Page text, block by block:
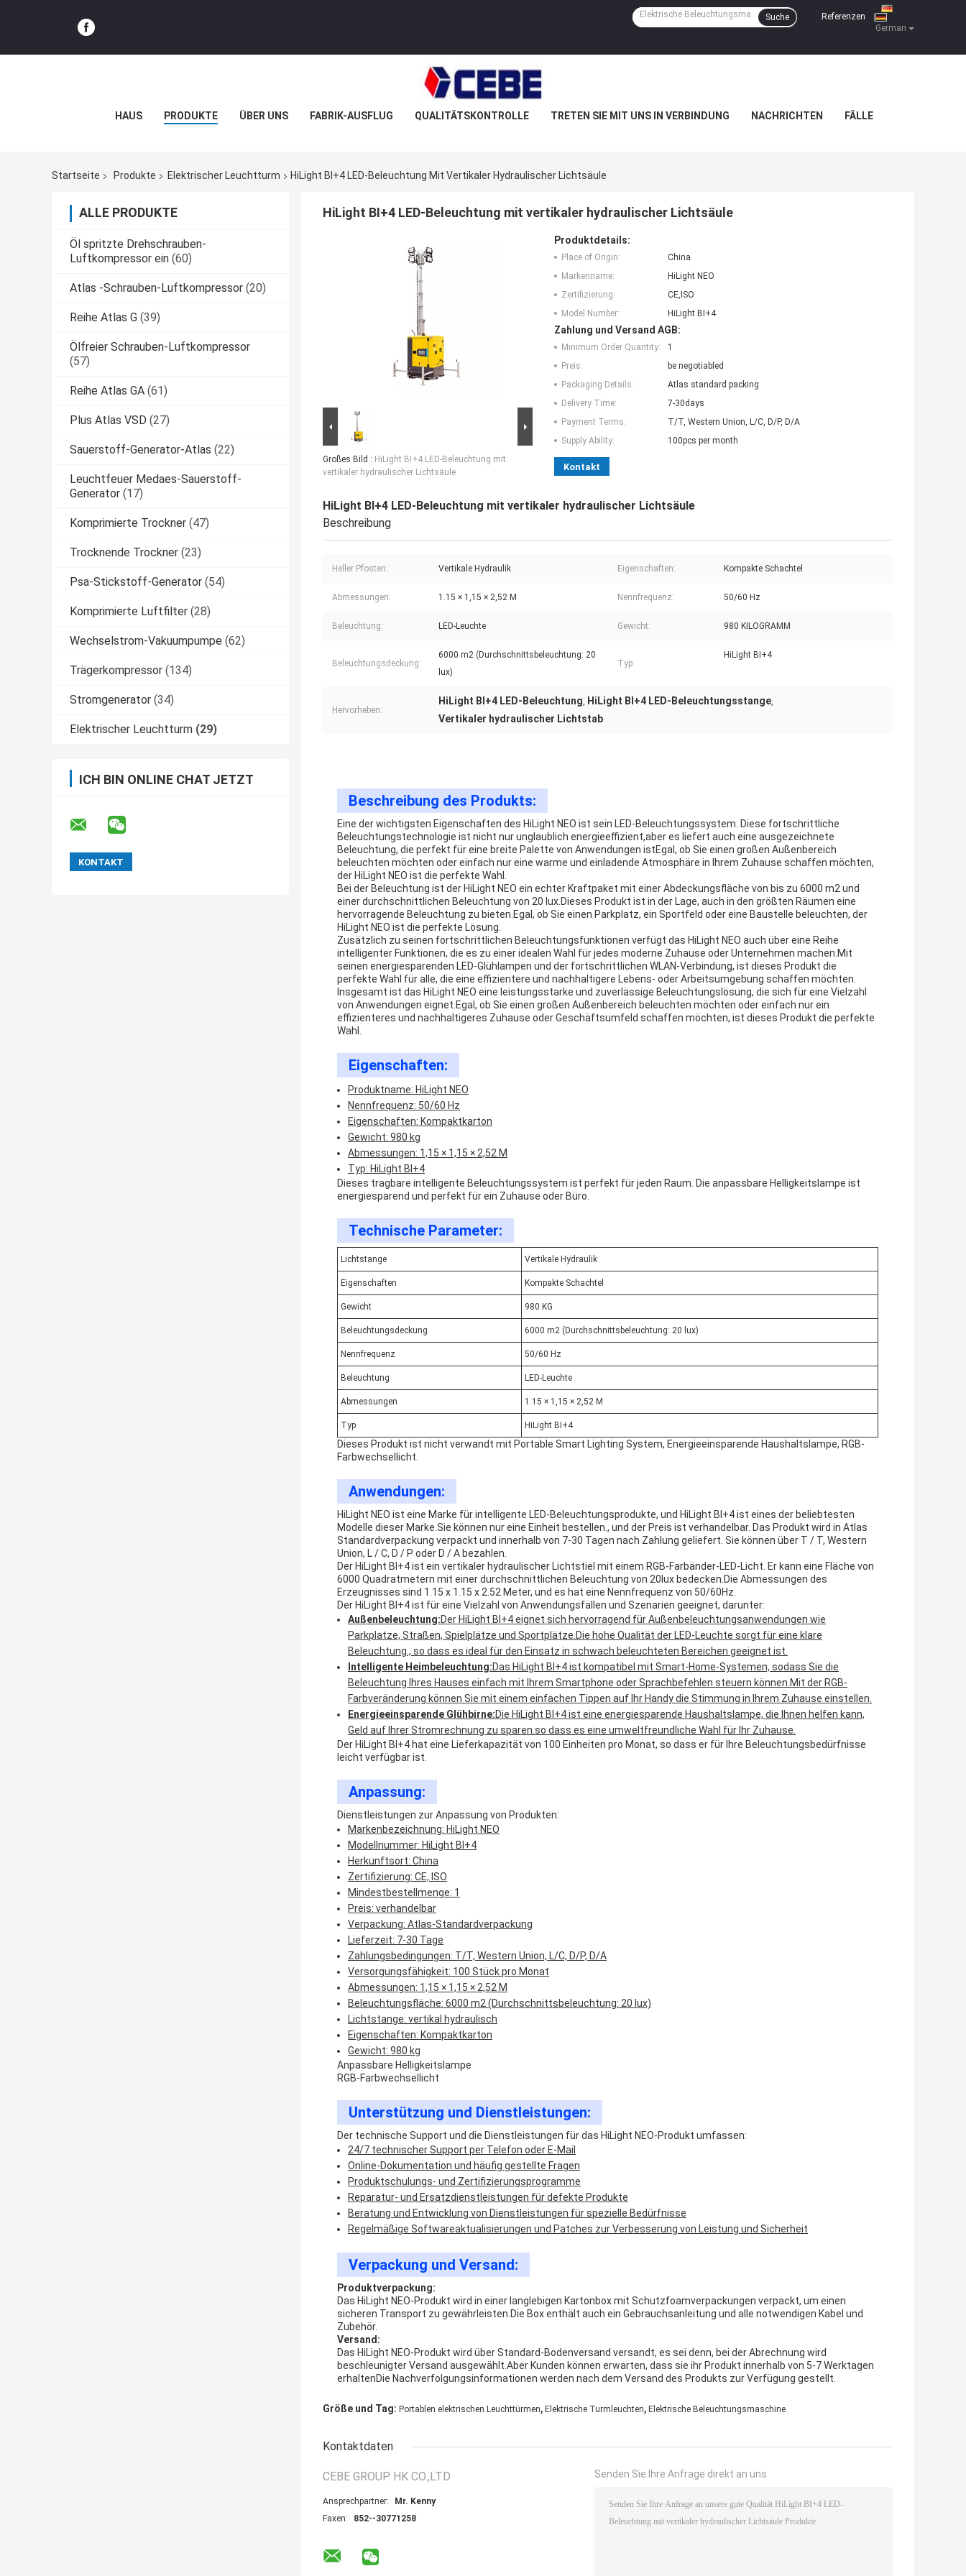
German
Referenzen
Suche
HAUS PRODUKTE ÜBER UNS FABRIK-AUSFLUG QUALITÄTSKONTROLLE TRETEN SIE MIT UNS IN VERBINDUNG NACHRICHTEN FÄLLE
Startseite Produkte Elektrischer Leuchtturm HiLight BI+4 LED-Beleuchtung Mit Vertikaler Hydraulischer Lichtsäule
ALLE PRODUKTE
Öl spritzte Drehschrauben-
Luftkompressor ein (60)
Atlas -Schrauben-Luftkompressor (20)
Reihe Atlas G (39)
Ölfreier Schrauben-Luftkompressor
(57)
Reihe Atlas GA (61)
Plus Atlas VSD (27)
Sauerstoff-Generator-Atlas (22)
Leuchtfeuer Medaes-Sauerstoff-
Generator (17)
Komprimierte Trockner (47)
Trocknende Trockner (23)
Psa-Stickstoff-Generator (54)
Komprimierte Luftfilter (28)
Wechselstrom-Vakuumpumpe (62)
Trägerkompressor (134)
Stromgenerator (34)
Elektrischer Leuchtturm (29)
ICH BIN ONLINE CHAT JETZT
HiLight BI+4 LED-Beleuchtung mit vertikaler hydraulischer Lichtsäule
Großes Bild : HiLight BI+4 LED-Beleuchtung mit
vertikaler hydraulischer Lichtsäule
Produktdetails:
Place of Origin:
China
Markenname:
HiLight NEO
Zertifizierung:
CE,ISO
Model Number:
HiLight BI+4
Zahlung und Versand AGB:
Minimum Order Quantity:
1
Preis:
be negotiabled
Packaging Details:
Atlas standard packing
Delivery Time:
7-30days
Payment Terms:
T/T, Western Union, L/C, D/P, D/A
Supply Ability:
100pcs per month
Kontakt
HiLight BI+4 LED-Beleuchtung mit vertikaler hydraulischer Lichtsäule
Beschreibung
Heller Pfosten: Vertikale Hydraulik Eigenschaften: Kompakte Schachtel
Abmessungen: 1.15 × 1,15 × 2,52 M Nennfrequenz: 50/60 Hz
Beleuchtung: LED-Leuchte Gewicht: 980 KILOGRAMM
Beleuchtungsdeckung:
6000 m2 (Durchschnittsbeleuchtung: 20
lux)
Typ:
HiLight BI+4
Hervorheben:
HiLight BI+4 LED-Beleuchtung, HiLight BI+4 LED-Beleuchtungsstange,
Vertikaler hydraulischer Lichtstab
Beschreibung des Produkts:
Eine der wichtigsten Eigenschaften des HiLight NEO ist sein LED-Beleuchtungssystem. Diese fortschrittliche
Beleuchtungstechnologie ist nicht nur unglaublich energieeffizient,aber es liefert auch eine ausgezeichnete
Beleuchtung, die perfekt für eine breite Palette von Anwendungen istEgal, ob Sie einen großen Außenbereich
beleuchten möchten oder einfach nur eine warme und einladende Atmosphäre in Ihrem Zuhause schaffen möchten,
der HiLight NEO ist die perfekte Wahl.
Bei der Beleuchtung ist der HiLight NEO ein echter Kraftpaket mit einer Abdeckungsfläche von bis zu 6000 m2 und
einer durchschnittlichen Beleuchtung von 20 lux.Dieses Produkt ist in der Lage, auch in den größten Räumen eine
hervorragende Beleuchtung zu bieten.Egal, ob Sie einen Parkplatz, ein Sportfeld oder eine Baustelle beleuchten, der
HiLight NEO ist die perfekte Lösung.
Zusätzlich zu seinen fortschrittlichen Beleuchtungsfunktionen verfügt das HiLight NEO auch über eine Reihe
intelligenter Funktionen, die es zu einer idealen Wahl für jedes moderne Zuhause oder Unternehmen machen.Mit
seinen energiesparenden LED-Glühlampen und der fortschrittlichen WLAN-Verbindung, ist dieses Produkt die
perfekte Wahl für alle, die eine effizientere und nachhaltigere Lebens- oder Arbeitsumgebung schaffen möchten.
Insgesamt ist das HiLight NEO eine leistungsstarke und zuverlässige Beleuchtungslösung, die sich für eine Vielzahl
von Anwendungen eignet.Egal, ob Sie einen großen Außenbereich beleuchten möchten oder einfach nur ein
effizienteres und nachhaltigeres Zuhause oder Geschäftsumfeld schaffen möchten, ist dieses Produkt die perfekte
Wahl.
Eigenschaften:
Produktname: HiLight NEO
Nennfrequenz: 50/60 Hz
Eigenschaften: Kompaktkarton
Gewicht: 980 kg
Abmessungen: 1,15 × 1,15 × 2,52 M
Typ: HiLight BI+4
Dieses tragbare intelligente Beleuchtungssystem ist perfekt für jeden Raum. Die anpassbare Helligkeitslampe ist
energiesparend und perfekt für ein Zuhause oder Büro.
Technische Parameter:
Lichtstange Vertikale Hydraulik
Eigenschaften Kompakte Schachtel
Gewicht 980 KG
Beleuchtungsdeckung 6000 m2 (Durchschnittsbeleuchtung: 20 lux)
Nennfrequenz 50/60 Hz
Beleuchtung LED-Leuchte
Abmessungen 1.15 × 1,15 × 2,52 M
Typ HiLight BI+4
Dieses Produkt ist nicht verwandt mit Portable Smart Lighting System, Energieeinsparende Haushaltslampe, RGB-
Farbwechsellicht.
Anwendungen:
HiLight NEO ist eine Marke für intelligente LED-Beleuchtungsprodukte, und HiLight BI+4 ist eines der beliebtesten
Modelle dieser Marke.Sie können nur eine Einheit bestellen., und der Preis ist verhandelbar. Das Produkt wird in Atlas
Standardverpackung verpackt und innerhalb von 7-30 Tagen nach Zahlung geliefert. Sie können über T / T, Western
Union, L / C, D / P oder D / A bezahlen.
Der HiLight BI+4 ist ein vertikaler hydraulischer Lichtstiel mit einem RGB-Farbänder-LED-Licht. Er kann eine Fläche von
6000 Quadratmetern mit einer durchschnittlichen Beleuchtung von 20lux bedecken.Die Abmessungen des
Erzeugnisses sind 1.15 x 1.15 x 2.52 Meter, und es hat eine Nennfrequenz von 50/60Hz.
Der HiLight BI+4 ist für eine Vielzahl von Anwendungsfällen und Szenarien geeignet, darunter:
Außenbeleuchtung:Der HiLight BI+4 eignet sich hervorragend für Außenbeleuchtungsanwendungen wie
Parkplatze, Straßen, Spielplätze und Sportplätze.Die hohe Qualität der LED-Leuchte sorgt für eine klare
Beleuchtung., so dass es ideal für den Einsatz in schwach beleuchteten Bereichen geeignet ist.
Intelligente Heimbeleuchtung:Das HiLight BI+4 ist kompatibel mit Smart-Home-Systemen, sodass Sie die
Beleuchtung Ihres Hauses einfach mit Ihrem Smartphone oder Sprachbefehlen steuern können.Mit der RGB-
Farbveränderung können Sie mit einem einfachen Tippen auf Ihr Handy die Stimmung in Ihrem Zuhause einstellen.
Energieeinsparende Glühbirne:Die HiLight BI+4 ist eine energiesparende Haushaltslampe, die Ihnen helfen kann,
Geld auf Ihrer Stromrechnung zu sparen.so dass es eine umweltfreundliche Wahl für Ihr Zuhause.
Der HiLight BI+4 hat eine Lieferkapazität von 100 Einheiten pro Monat, so dass er für Ihre Beleuchtungsbedürfnisse
leicht verfügbar ist.
Anpassung:
Dienstleistungen zur Anpassung von Produkten:
Markenbezeichnung: HiLight NEO
Modellnummer: HiLight BI+4
Herkunftsort: China
Zertifizierung: CE, ISO
Mindestbestellmenge: 1
Preis: verhandelbar
Verpackung: Atlas-Standardverpackung
Lieferzeit: 7-30 Tage
Zahlungsbedingungen: T/T, Western Union, L/C, D/P, D/A
Versorgungsfähigkeit: 100 Stück pro Monat
Abmessungen: 1,15 × 1,15 × 2,52 M
Beleuchtungsfläche: 6000 m2 (Durchschnittsbeleuchtung: 20 lux)
Lichtstange: vertikal hydraulisch
Eigenschaften: Kompaktkarton
Gewicht: 980 kg
Anpassbare Helligkeitslampe
RGB-Farbwechsellicht
Unterstützung und Dienstleistungen:
Der technische Support und die Dienstleistungen für das HiLight NEO-Produkt umfassen:
24/7 technischer Support per Telefon oder E-Mail
Online-Dokumentation und häufig gestellte Fragen
Produktschulungs- und Zertifizierungsprogramme
Reparatur- und Ersatzdienstleistungen für defekte Produkte
Beratung und Entwicklung von Dienstleistungen für spezielle Bedürfnisse
Regelmäßige Softwareaktualisierungen und Patches zur Verbesserung von Leistung und Sicherheit
Verpackung und Versand:
Produktverpackung:
Das HiLight NEO-Produkt wird in einer langlebigen Kartonbox mit Schutzfoamverpackungen verpackt, um einen
sicheren Transport zu gewährleisten.Die Box enthält auch ein Gebrauchsanleitung und alle notwendigen Kabel und
Zubehör.
Versand:
Das HiLight NEO-Produkt wird über Standard-Bodenversand versandt, es sei denn, bei der Abrechnung wird
beschleunigter Versand ausgewählt.Aber Kunden können erwarten, dass sie ihr Produkt innerhalb von 5-7 Werktagen
erhaltenDie Nachverfolgungsinformationen werden nach dem Versand des Produkts zur Verfügung gestellt.
Größe und Tag: Portablen elektrischen Leuchttürmen, Elektrische Turmleuchten, Elektrische Beleuchtungsmaschine
Kontaktdaten
CEBE GROUP HK CO.,LTD
Ansprechpartner:
Mr. Kenny
Faxen:
852--30771258
Senden Sie Ihre Anfrage direkt an uns